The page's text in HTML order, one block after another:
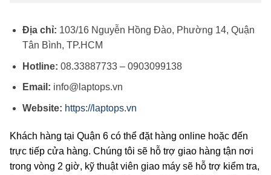
Địa chỉ: 103/16 Nguyễn Hồng Đào, Phường 14, Quận
Tân Bình, TP.HCM
Hotline: 08.33887733 – 0903099138
Email: info@laptops.vn
Website: https://laptops.vn
Khách hàng tại Quận 6 có thể đặt hàng online hoặc đến
trực tiếp cửa hàng. Chúng tôi sẽ hỗ trợ giao hàng tận nơi
trong vòng 2 giờ, kỹ thuật viên giao máy sẽ hỗ trợ kiểm tra,